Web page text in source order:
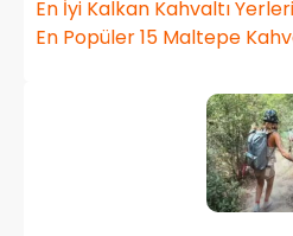
En İyi Kalkan Kahvaltı
En Popüler 15 Maltepe